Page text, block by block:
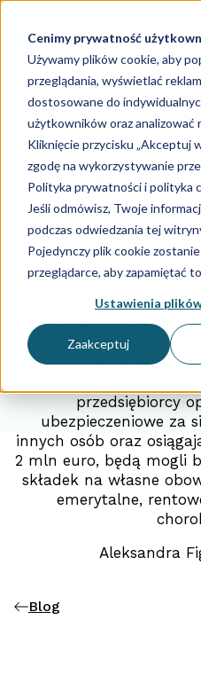
Cenimy prywatność
Używamy plików cookie, aby
przeglądania, wyświetlać
dostosowane do
użytkowników oraz analizować
Kliknięcie przycisku „Akceptuj
zgodę na wykorzystywanie
Polityka prywatności i polityka
Jeśli odmówisz, Twoje
podczas odwiedzania tej
Pojedynczy plik cookie
przeglądarce, aby zapamiętać
Ustawienia
Zaakceptuj
Czy w
mógł
Jak możemy
zmianie ustawy o
społecznych oraz
przyjętym przez
(skierowanym do
przedsiębiorcy
ubezpieczeniowe za
innych osób oraz
2 mln euro, będą mogli
składek na własne
emerytalne,
Aleksandra
Blog